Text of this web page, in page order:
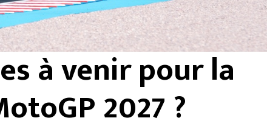
à venir pour la
2027 ?